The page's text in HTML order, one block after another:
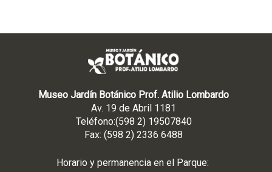
Museo Jardín Botánico Prof. Atilio Lombardo
Av. 19 de Abril 1181
Teléfono:(598 2) 19507840
Fax: (598 2) 2336 6488
Horario y permanencia en el Parque: